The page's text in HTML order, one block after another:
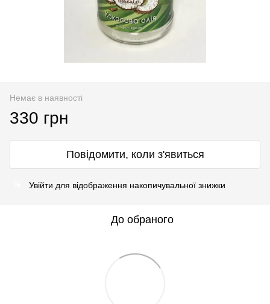
Немає в наявності
330 грн
Повідомити, коли з'явиться
Увійти для відображення накопичувальної знижки
До обраного